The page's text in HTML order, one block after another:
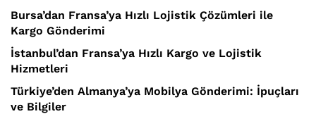
Bursa’dan Fransa’ya Hızlı Lojistik Çözümleri ile
Kargo Gönderimi
İstanbul’dan Fransa’ya Hızlı Kargo ve Lojistik
Hizmetleri
Türkiye’den Almanya’ya Mobilya Gönderimi: İpuçları
ve Bilgiler